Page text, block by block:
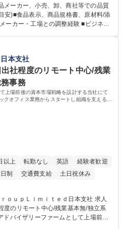
で担います。 【詳細】 ■商品
料・添加物・アレルゲンの確認 ■メー
工場の監査、製造立会い、改善指導
■商品開発、物流、営業との連携 ※業
管
）/PB商品開発支援
メーカー、小売、卸、商社等での品質
安)■食品表示、商品規格書、原材料/添
・工場との調整経験 ■ビジネス
点以上の英語力やビジネス上で
談が可能な方 学歴・資格 学歴：大学院 大学 語学力： 資格：
本支社
社程度のリモート中心/残業
事務
上場前後の資本市場戦略を設計する当社にて
オフィス業務からスタートし組織を支える専
以上 転勤なし 英語
経験者歓迎
制 交通費支給 土日祝休み
ｕｐＬｉｍｉｔｅｄ日本支社 求人
度のリモート中心/残業基本無/独立系
経理・総務をお任せします。基礎的な